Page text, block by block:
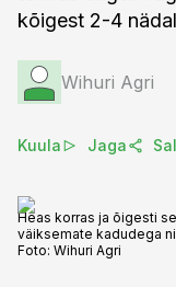
kõigest 2-4
Wihuri Agri
Kuula Jaga
Heas korras ja õigesti
väiksemate kadudega
Foto: Wihuri Agri